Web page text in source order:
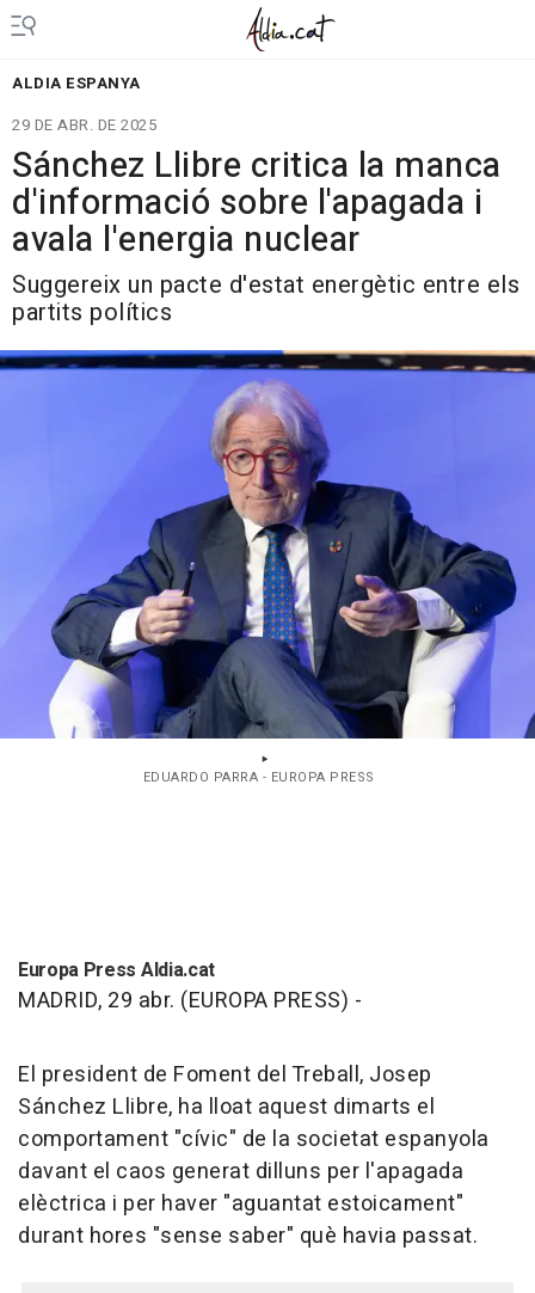
ALDIA ESPANYA
29 DE ABR. DE 2025
Sánchez Llibre critica la manca
d'informació sobre l'apagada i
avala l'energia nuclear
Suggereix un pacte d'estat energètic entre els
partits polítics
EDUARDO PARRA - EUROPA PRESS
Europa Press Aldia.cat
MADRID, 29 abr. (EUROPA PRESS) -
El president de Foment del Treball, Josep
Sánchez Llibre, ha lloat aquest dimarts el
comportament "cívic" de la societat espanyola
davant el caos generat dilluns per l'apagada
elèctrica i per haver "aguantat estoicament"
durant hores "sense saber" què havia passat.